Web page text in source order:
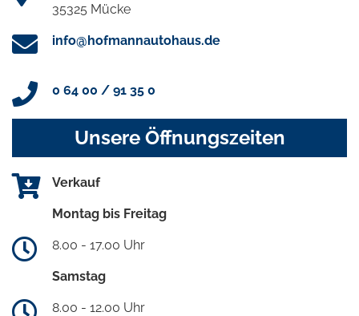
35325 Mücke
info@hofmannautohaus.de
0 64 00 / 91 35 0
Unsere Öffnungszeiten
Verkauf
Montag bis Freitag
8.00 - 17.00 Uhr
Samstag
8.00 - 12.00 Uhr